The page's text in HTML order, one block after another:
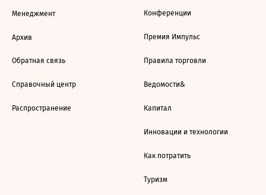
Менеджмент
Архив
Обратная связь
Справочный центр
Распространение
Конференции
Премия Импульс
Правила торговли
Ведомости&
Капитал
Инновации и технологии
Как потратить
Туризм